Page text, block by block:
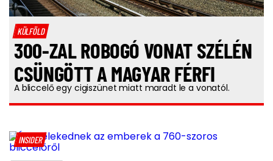
KÜLFÖLD
300-ZAL ROBOGÓ VONAT SZÉLÉN
CSÜNGÖTT A MAGYAR FÉRFI
A bliccelő egy cigiszünet miatt maradt le a vonatól.
INSIDER